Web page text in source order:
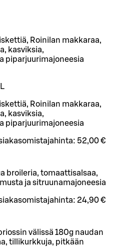
Roinilan makkaraa,
kasviksia,
piparjuurimajoneesia
L
Roinilan makkaraa,
kasviksia,
piparjuurimajoneesia
52,00 €
broileria, tomaattisalsaa,
ja sitruunamajoneesia
24,90 €
välissä 180g naudan
tillikurkkuja, pitkään